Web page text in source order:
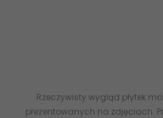
Rzeczywisty wygląd płytek
prezentowanych na zdjęciach.